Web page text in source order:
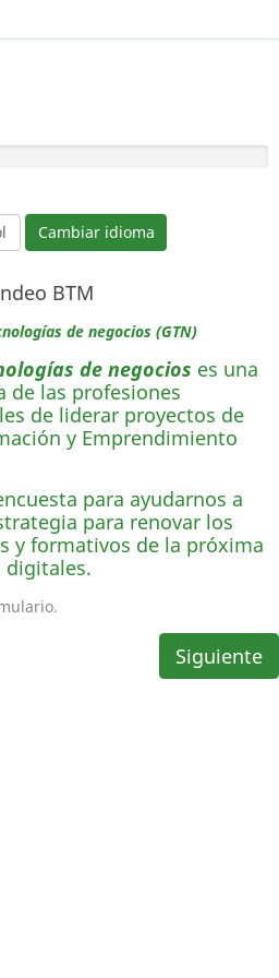
Cambiar idioma
BTM
de negocios (GTN)
de negocios es una
de las profesiones
de liderar proyectos de
y Emprendimiento
para ayudarnos a
para renovar los
y formativos de la próxima
digitales.
Siguiente